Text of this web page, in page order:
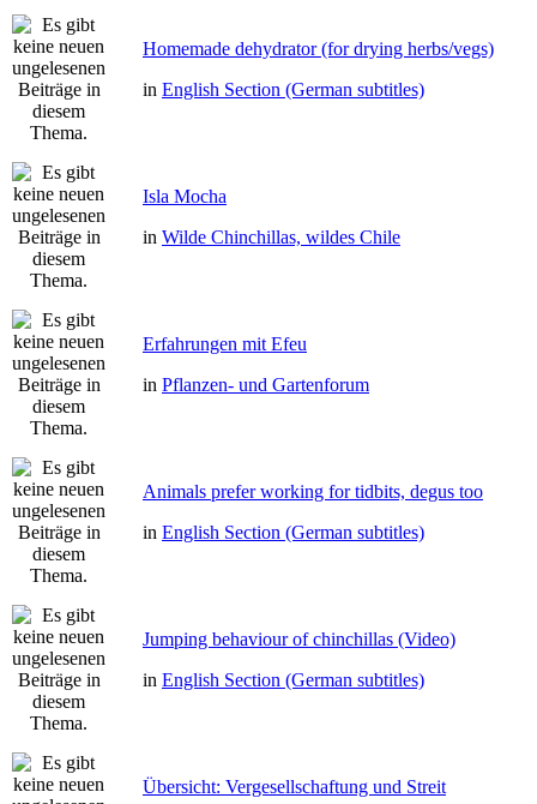
Homemade dehydrator (for drying herbs/vegs)
in English Section (German subtitles)
Isla Mocha
in Wilde Chinchillas, wildes Chile
Erfahrungen mit Efeu
in Pflanzen- und Gartenforum
Animals prefer working for tidbits, degus too
in English Section (German subtitles)
Jumping behaviour of chinchillas (Video)
in English Section (German subtitles)
Übersicht: Vergesellschaftung und Streit